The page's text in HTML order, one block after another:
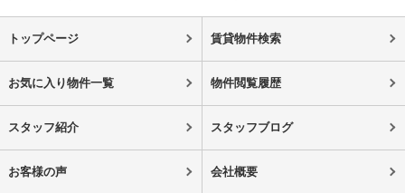
トップページ 賃貸物件検索
お気に入り物件一覧 物件閲覧履歴
スタッフ紹介 スタッフブログ
お客様の声 会社概要